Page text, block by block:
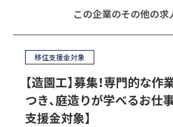
この企業のその他の求人
移住支援金対象
【造園工】募集！専門的な
つき、庭造りが学べるお仕
支援金対象】